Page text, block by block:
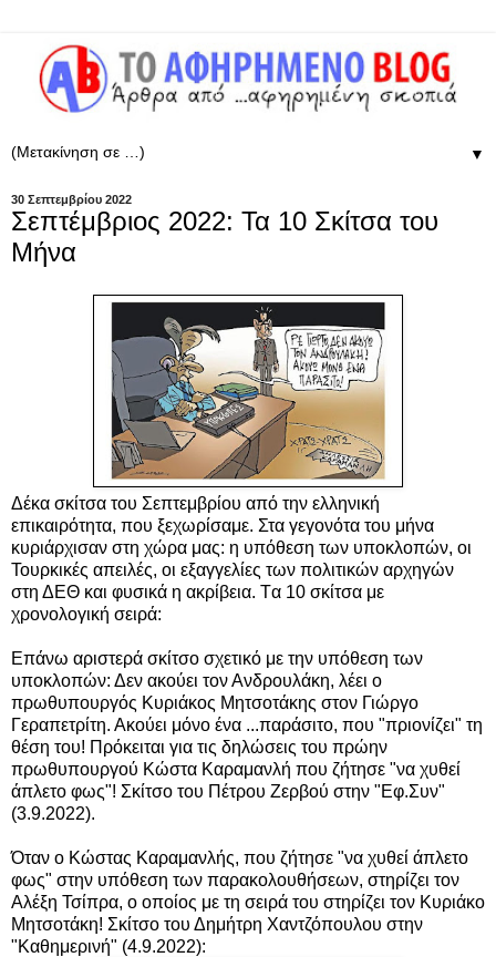
▼
30 Σεπτεμβρίου 2022
Σεπτέμβριος 2022: Τα 10 Σκίτσα του
Μήνα
Δέκα σκίτσα του Σεπτεμβρίου από την ελληνική
επικαιρότητα, που ξεχωρίσαμε. Στα γεγονότα του μήνα
κυριάρχισαν στη χώρα μας: η υπόθεση των υποκλοπών, οι
Τουρκικές απειλές, οι εξαγγελίες των πολιτικών αρχηγών
στη ΔΕΘ και φυσικά η ακρίβεια. Tα 10 σκίτσα με
χρονολογική σειρά:
Επάνω αριστερά σκίτσο σχετικό με την υπόθεση των
υποκλοπών: Δεν ακούει τον Ανδρουλάκη, λέει ο
πρωθυπουργός Κυριάκος Μητσοτάκης στον Γιώργο
Γεραπετρίτη. Ακούει μόνο ένα ...παράσιτο, που "πριονίζει" τη
θέση του! Πρόκειται για τις δηλώσεις του πρώην
πρωθυπουργού Κώστα Καραμανλή που ζήτησε "να χυθεί
άπλετο φως"! Σκίτσο του Πέτρου Ζερβού στην "Εφ.Συν"
(3.9.2022).
Όταν ο Κώστας Καραμανλής, που ζήτησε "να χυθεί άπλετο
φως" στην υπόθεση των παρακολουθήσεων, στηρίζει τον
Αλέξη Τσίπρα, ο οποίος με τη σειρά του στηρίζει τον Κυριάκο
Μητσοτάκη! Σκίτσο του Δημήτρη Χαντζόπουλου στην
"Καθημερινή" (4.9.2022):